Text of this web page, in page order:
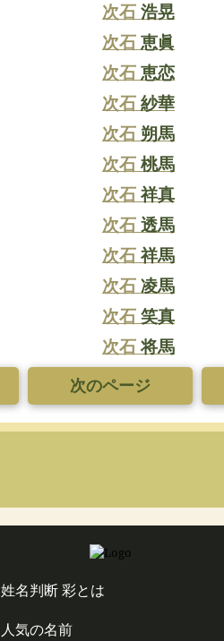
次石 浩晃
次石 恵眞
次石 恵恋
次石 紗華
次石 朔馬
次石 桃馬
次石祥真
次石 透馬
次石祥馬
次石 凌馬
次石 笑真
次石将馬
次のページ
姓名判断 彩とは
人気の名前